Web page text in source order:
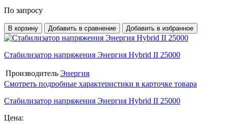
По запросу
В корзину Добавить в сравнение Добавить в избранное
Стабилизатор напряжения Энергия Hybrid II 25000
Производитель Энергия
Смотреть подробные характеристики в карточке товара
Стабилизатор напряжения Энергия Hybrid II 25000
Цена: